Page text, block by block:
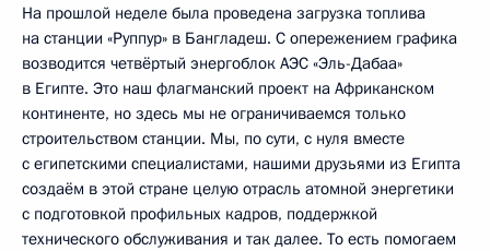
На прошлой неделе была проведена загрузка топлива
на станции «Руппур» в Бангладеш. С опережением графика
возводится четвёртый энергоблок АЭС «Эль-Дабаа»
в Египте. Это наш флагманский проект на Африканском
континенте, но здесь мы не ограничиваемся только
строительством станции. Мы, по сути, с нуля вместе
с египетскими специалистами, нашими друзьями из Египта
создаём в этой стране целую отрасль атомной энергетики
с подготовкой профильных кадров, поддержкой
технического обслуживания и так далее. То есть помогаем